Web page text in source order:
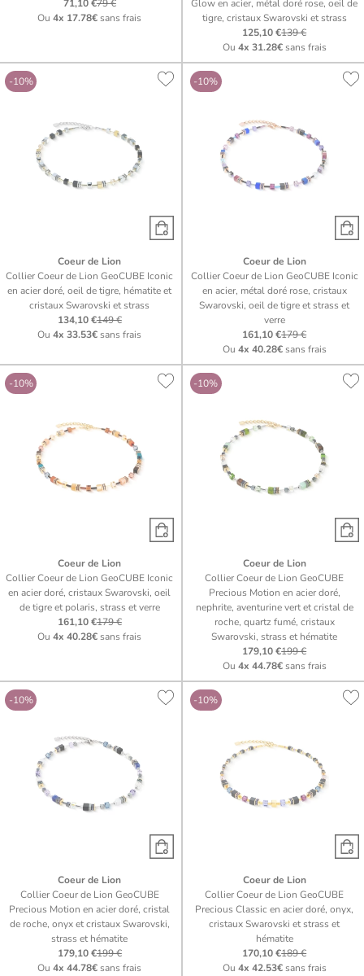
71,10 €79 €
Ou4x 17.78€sans frais
Glow en acier, métal doré rose, oeil de
tigre, cristaux Swarovski et strass
125,10 €139 €
Ou 4x 31.28€sans frais
-10%
Coeur de Lion
Collier Coeur de Lion GeoCUBE Iconic
en acier doré, oeil de tigre, hématite et
cristaux Swarovski et strass
134,10 €149 €
Ou4x 33.53€sans frais
-10%
Coeur de Lion
Collier Coeur de Lion GeoCUBE Iconic
en acier, métal doré rose, cristaux
Swarovski, oeil de tigre et strass et
verre
161,10 €179 €
Ou 4x 40.28€sans frais
-10%
Coeur de Lion
Collier Coeur de Lion GeoCUBE Iconic
en acier doré, cristaux Swarovski, oeil
de tigre et polaris, strass et verre
161,10 €179 €
Ou4x 40.28€sans frais
-10%
Coeur de Lion
Collier Coeur de Lion GeoCUBE
Precious Motion en acier doré,
nephrite, aventurine vert et cristal de
roche, quartz fumé, cristaux
Swarovski, strass et hématite
179,10 €199 €
Ou 4x 44.78€sans frais
-10%
Coeur de Lion
Collier Coeur de Lion GeoCUBE
Precious Motion en acier doré, cristal
de roche, onyx et cristaux Swarovski,
strass et hématite
179,10 €199 €
Ou4x 44.78€sans frais
-10%
Coeur de Lion
Collier Coeur de Lion GeoCUBE
Precious Classic en acier doré, onyx,
cristaux Swarovski et strass et
hématite
170,10 €189 €
Ou 4x 42.53€sans frais